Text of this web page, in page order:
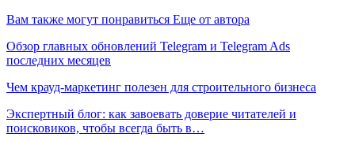
Вам также могут понравиться Еще от автора
Обзор главных обновлений Telegram и Telegram Ads
последних месяцев
Чем крауд-маркетинг полезен для строительного бизнеса
Экспертный блог: как завоевать доверие читателей и
поисковиков, чтобы всегда быть в…